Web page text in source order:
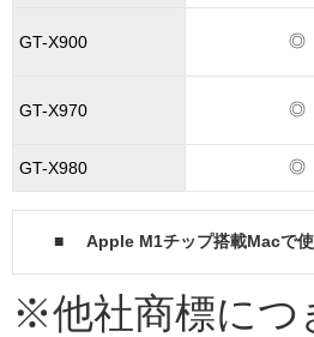
GT-X900 ◎
GT-X970 ◎
GT-X980 ◎
■ Apple M1チップ搭載Macで
※他社商標に